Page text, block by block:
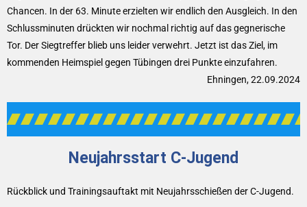
Chancen. In der 63. Minute erzielten wir endlich den Ausgleich. In den
Schlussminuten drückten wir nochmal richtig auf das gegnerische
Tor. Der Siegtreffer blieb uns leider verwehrt. Jetzt ist das Ziel, im
kommenden Heimspiel gegen Tübingen drei Punkte einzufahren.
Ehningen, 22.09.2024
Neujahrsstart C-Jugend
Rückblick und Trainingsauftakt mit Neujahrsschießen der C-Jugend.